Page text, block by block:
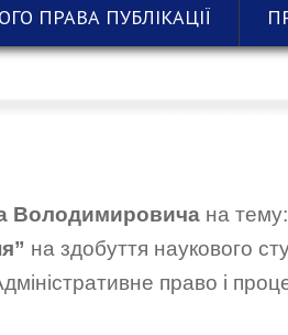
ПРАВА ПУБЛІКАЦІЇ
Володимировича на тему:
” на здобуття наукового
право і